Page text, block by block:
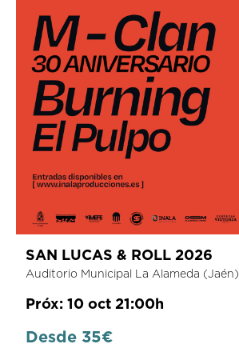
SAN LUCAS & ROLL 2026
Auditorio Municipal La Alameda (Jaén)
Próx: 10 oct 21:00h
Desde 35€